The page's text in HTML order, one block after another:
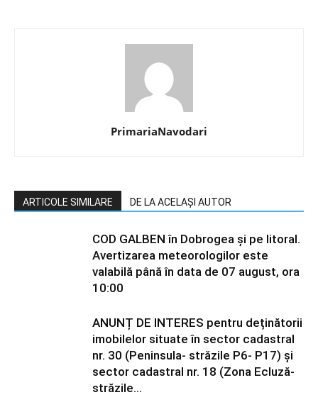
PrimariaNavodari
ARTICOLE SIMILARE DE LA ACELAȘI AUTOR
COD GALBEN în Dobrogea și pe litoral.
Avertizarea meteorologilor este
valabilă până în data de 07 august, ora
10:00
ANUNȚ DE INTERES pentru deținătorii
imobilelor situate în sector cadastral
nr. 30 (Peninsula- străzile P6- P17) și
sector cadastral nr. 18 (Zona Ecluză-
străzile...